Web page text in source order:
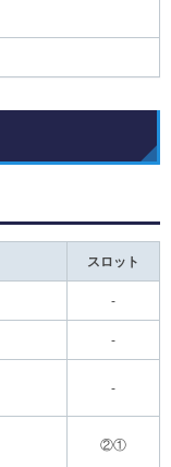
スロット
-
-
-
②①